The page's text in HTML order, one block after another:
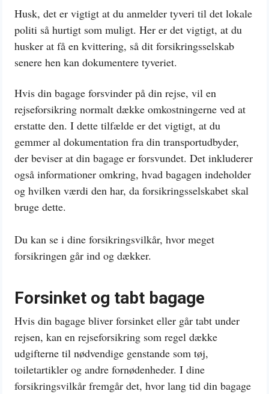
Husk, det er vigtigt at du anmelder tyveri til det lokale
politi så hurtigt som muligt. Her er det vigtigt, at du
husker at få en kvittering, så dit forsikringsselskab
senere hen kan dokumentere tyveriet.
Hvis din bagage forsvinder på din rejse, vil en
rejseforsikring normalt dække omkostningerne ved at
erstatte den. I dette tilfælde er det vigtigt, at du
gemmer al dokumentation fra din transportudbyder,
der beviser at din bagage er forsvundet. Det inkluderer
også informationer omkring, hvad bagagen indeholder
og hvilken værdi den har, da forsikringsselskabet skal
bruge dette.
Du kan se i dine forsikringsvilkår, hvor meget
forsikringen går ind og dækker.
Forsinket og tabt bagage
Hvis din bagage bliver forsinket eller går tabt under
rejsen, kan en rejseforsikring som regel dække
udgifterne til nødvendige genstande som tøj,
toiletartikler og andre fornødenheder. I dine
forsikringsvilkår fremgår det, hvor lang tid din bagage